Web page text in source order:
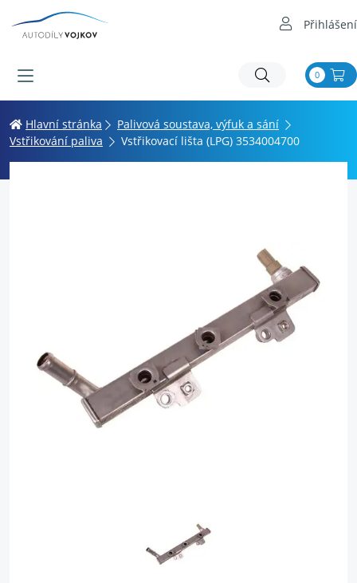
Přihlášení
0
Hlavní stránka
Palivová soustava, výfuk a sání
Vstřikování paliva
Vstřikovací lišta (LPG) 3534004700